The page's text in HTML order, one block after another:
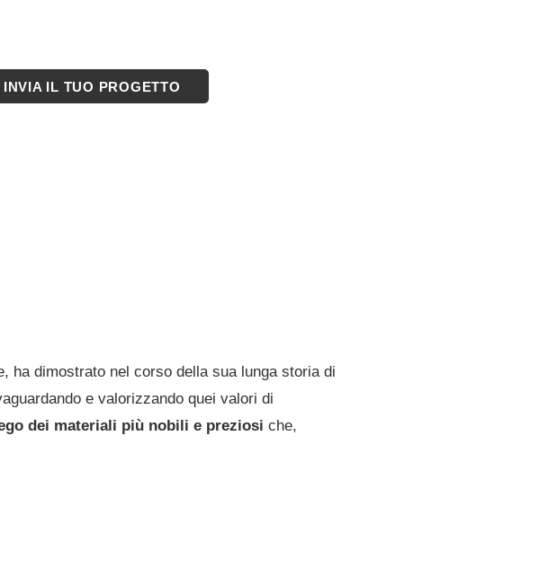
INVIA IL TUO PROGETTO
ha dimostrato nel corso della sua lunga storia di
e valorizzando quei valori di
dei materiali più nobili e preziosi che,